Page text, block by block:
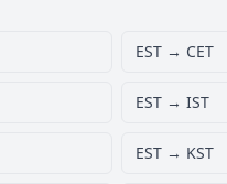
EST → CET
EST → IST
EST → KST